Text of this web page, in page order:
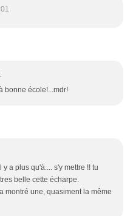
bonne école!...mdr!
a plus qu'à.... s'y mettre !! tu
belle cette écharpe.
montré une, quasiment la même